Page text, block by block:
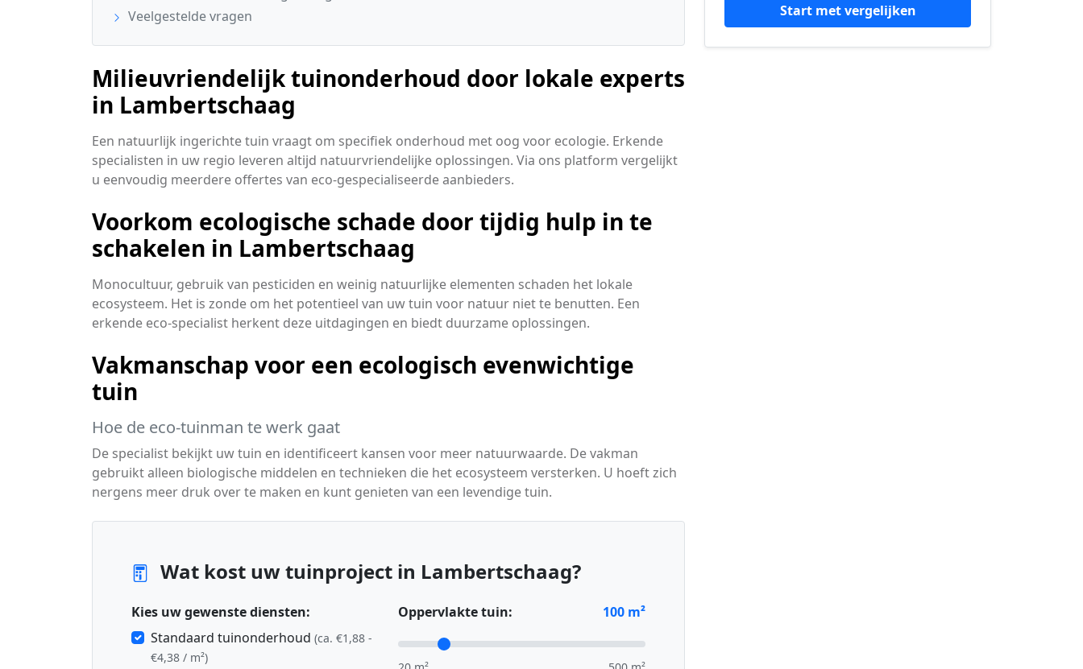
Veelgestelde vragen
Milieuvriendelijk tuinonderhoud door lokale experts
in Lambertschaag
Een natuurlijk ingerichte tuin vraagt om specifiek onderhoud met oog voor ecologie. Erkende
specialisten in uw regio leveren altijd natuurvriendelijke oplossingen. Via ons platform vergelijkt
u eenvoudig meerdere offertes van eco-gespecialiseerde aanbieders.
Voorkom ecologische schade door tijdig hulp in te
schakelen in Lambertschaag
Monocultuur, gebruik van pesticiden en weinig natuurlijke elementen schaden het lokale
ecosysteem. Het is zonde om het potentieel van uw tuin voor natuur niet te benutten. Een
erkende eco-specialist herkent deze uitdagingen en biedt duurzame oplossingen.
Vakmanschap voor een ecologisch evenwichtige
tuin
Hoe de eco-tuinman te werk gaat
De specialist bekijkt uw tuin en identificeert kansen voor meer natuurwaarde. De vakman
gebruikt alleen biologische middelen en technieken die het ecosysteem versterken. U hoeft zich
nergens meer druk over te maken en kunt genieten van een levendige tuin.
Wat kost uw tuinproject in Lambertschaag?
Kies uw gewenste diensten:
Standaard tuinonderhoud (ca. €1,88 -
€4,38 / m²)
Oppervlakte tuin: 100 m²
Start met vergelijken